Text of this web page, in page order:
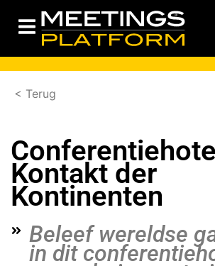
< Terug
Conferentiehotel
Kontakt der
Kontinenten
Beleef wereldse
in dit